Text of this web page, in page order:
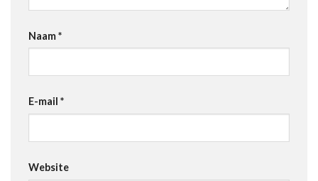
Naam*
E-mail *
Website